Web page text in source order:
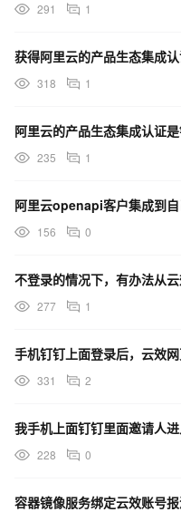
291 1
获得阿里云的产品生态集成
318 1
阿里云的产品生态集成认证
235 1
156 0
277 1
手机钉钉上面登录后，云效
331 2
228 0
容器镜像服务绑定云效账号